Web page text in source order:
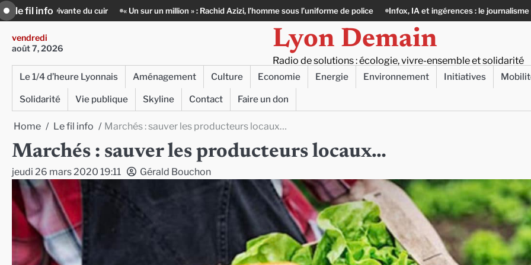
Skip
to
content
le fil info
« Un sur un million » : Rachid Azizi, l’homme sous l’uniforme de police Infox, IA et ingérences : le journalisme peut-il encore lutter ?
vendredi
août 7, 2026
Lyon Demain
Radio de solutions : écologie, vivre-ensemble et solidarité
Le 1/4 d’heure Lyonnais Aménagement Culture Economie Energie Environnement Initiatives
Solidarité
Vie publique Skyline Contact Faire un don
Home Le fil info Marchés : sauver les producteurs locaux…
Marchés : sauver les producteurs locaux…
jeudi 26 mars 2020 19:11 Gérald Bouchon